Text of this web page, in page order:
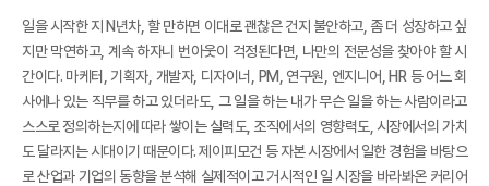
일을 시작한 지 N년차, 할 만하면 이대로 괜찮은 건지 불안하고, 좀 더 성장하고 싶
지만 막연하고, 계속 하자니 번아웃이 걱정된다면, 나만의 전문성을 찾아야 할 시
간이다. 마케터, 기획자, 개발자, 디자이너, PM, 연구원, 엔지니어, HR 등 어느 회
사에나 있는 직무를 하고 있더라도, 그 일을 하는 내가 무슨 일을 하는 사람이라고
스스로 정의하는지에 따라 쌓이는 실력도, 조직에서의 영향력도, 시장에서의 가치
도 달라지는 시대이기 때문이다. 제이피모건 등 자본 시장에서 일한 경험을 바탕으
로 산업과 기업의 동향을 분석해 실제적이고 거시적인 일 시장을 바라봐온 커리어